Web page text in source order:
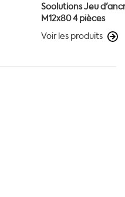
Soolutions Jeu
M12x80 4 pièces
Voir les produits